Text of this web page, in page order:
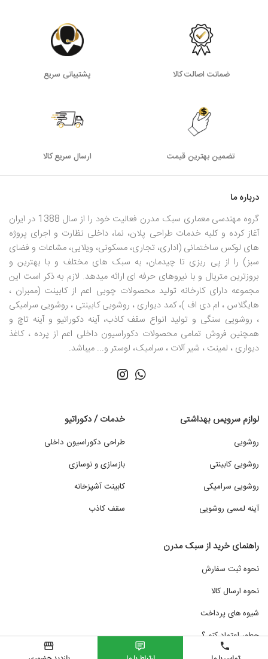
ضمانت اصالت کالا پشتیبانی سریع
تضمین بهترین قیمت ارسال سریع کالا
درباره ما
گروه مهندسی معماری سبک مدرن فعالیت خود را از سال 1388 در ایران
آغاز کرده و کلیه خدمات طراحی پلان، نما، داخلی نظارت و اجرای پروژه
های لوکس ساختمانی (اداری، تجاری، مسکونی، ویلایی، مشاعات و فضای
سبز) را از پی ریزی تا چیدمان، به سبک های مختلف و با بهترین و
بروزترین متریال و با نیروهای حرفه ای ارائه میدهد. لازم به ذکر است این
مجموعه دارای کارخانه تولید محصولات چوبی اعم از کابینت (ممبران ،
هایگلاس ، ام دی اف )، کمد دیواری ، روشویی کابینتی ، روشویی سرامیکی
، روشویی سنگی و تولید انواع سقف کاذب، آینه دکوراتیو و آینه تاچ و
همچنین فروش تمامی محصولات دکوراسیون داخلی اعم از پرده ، کاغذ
دیواری ، لمینت ، شیر آلات ، سرامیک، لوستر و... میباشد.
لوازم سرویس بهداشتی
روشویی
روشویی کابینتی
روشویی سرامیکی
آینه لمسی روشویی
خدمات / دکوراتیو
طراحی دکوراسیون داخلی
بازسازی و نوسازی
کابینت آشپزخانه
سقف کاذب
راهنمای خرید از سبک مدرن
نحوه ثبت سفارش
نحوه ارسال کالا
شیوه های پرداخت
چطور اعتماد کنم ؟